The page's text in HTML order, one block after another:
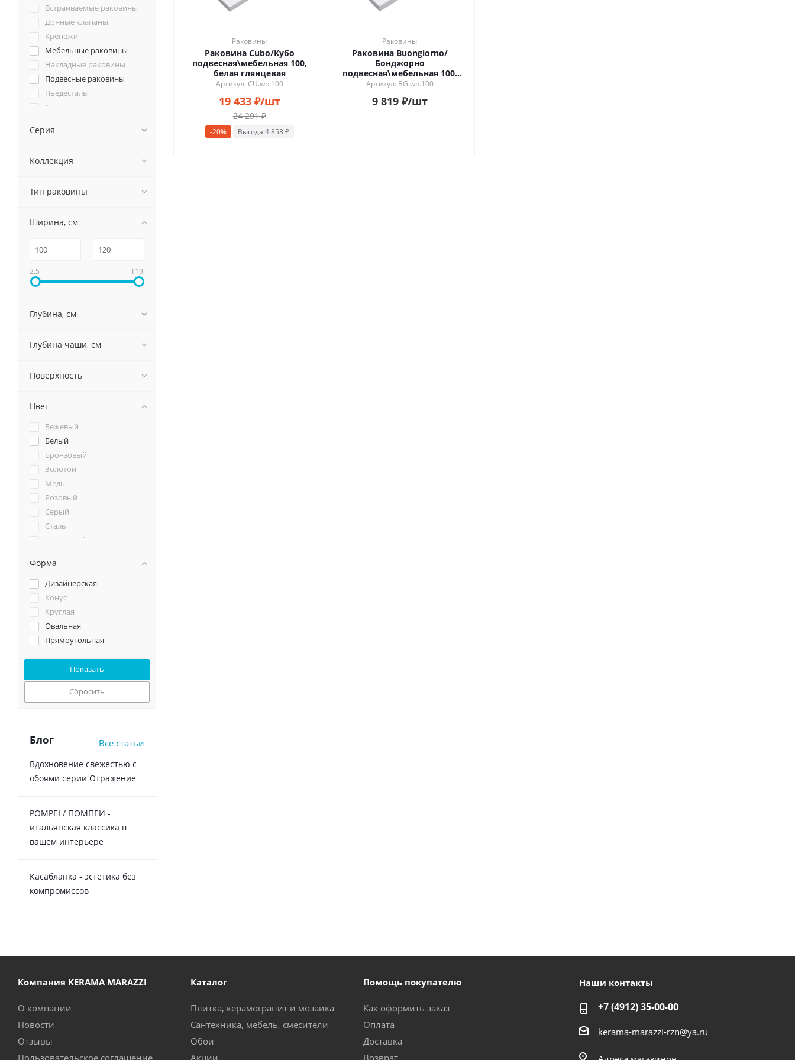
Раковины
Раковина Cubo/Кубо
подвесная\мебельная 100,
белая глянцевая
Артикул: CU.wb.100
19 433₽/шт
24 291₽
-20% Выгода 4 858₽
Раковины
Раковина Buongiorno/
Бонджорно
подвесная\мебельная 100,
белая глянцевая
Артикул: BG.wb.100
9 819₽/шт
Встраиваемые раковины
Донные клапаны
Крепежи
Мебельные раковины
Накладные раковины
Подвесные раковины
Пьедесталы
Сифоны для раковины
Серия
Коллекция
Тип раковины
Ширина, см
2.5 119
Глубина, см
Глубина чаши, см
Поверхность
Цвет
Бежевый
Белый
Бронзовый
Золотой
Медь
Розовый
Серый
Сталь
Титановый
Черный
Форма
Дизайнерская
Конус
Круглая
Овальная
Прямоугольная
Сбросить
Блог Все статьи
Вдохновение свежестью с
обоями серии Отражение
POMPEI / ПОМПЕИ -
итальянская классика в
вашем интерьере
Касабланка - эстетика без
компромиссов
Компания KERAMA MARAZZI
О компании
Новости
Отзывы
Пользовательское соглашение
Каталог
Плитка, керамогранит и мозаика
Сантехника, мебель, смесители
Обои
Акции
Помощь покупателю
Как оформить заказ
Оплата
Доставка
Возврат
Наши контакты
+7 (4912) 35-00-00
kerama-marazzi-rzn@ya.ru